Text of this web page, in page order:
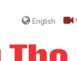
English